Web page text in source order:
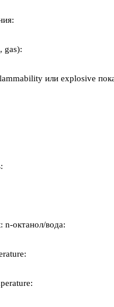
gas):
или explosive
n-октанол/вода: